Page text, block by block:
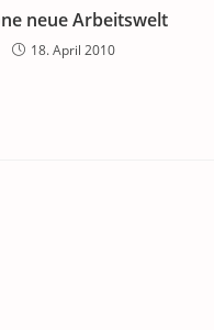
neue Arbeitswelt
18. April 2010